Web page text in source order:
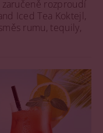
rozproudí
Iced Tea Koktejl,
rumu, tequily,